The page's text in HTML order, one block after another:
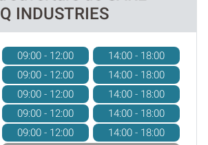
INDUSTRIES
09:00 - 12:00
14:00 - 18:00
09:00 - 12:00
14:00 - 18:00
09:00 - 12:00
14:00 - 18:00
09:00 - 12:00
14:00 - 18:00
09:00 - 12:00
14:00 - 18:00